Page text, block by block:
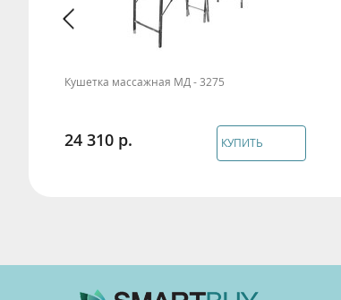
Кушетка массажная МД - 3275
24 310 КУПИТЬ